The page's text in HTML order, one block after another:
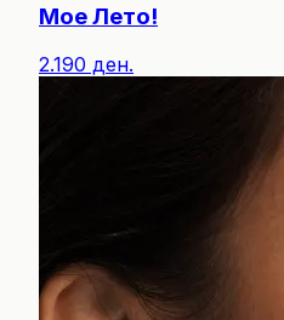
Мое Лето!
2.190 ден.